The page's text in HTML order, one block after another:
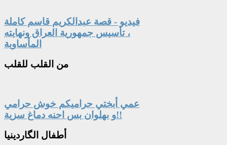
فيديو - قصة عبدالكريم قاسم كاملة
، تأسيس جمهورية العراق ونهايته
المأساوية
من القلب للقلب
عمي أبختي حراميكم خوش حرامي
و بهلوان بس احنه دماغ سزية!!
أطفال الگاردينيا